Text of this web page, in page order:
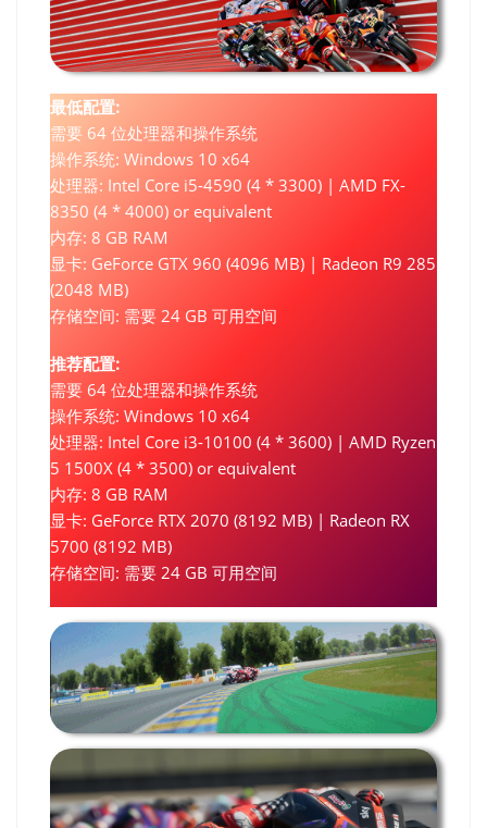
最低配置:
需要 64 位处理器和操作系统
操作系统: Windows 10 x64
处理器: Intel Core i5-4590 (4 * 3300) | AMD FX-
8350 (4 * 4000) or equivalent
内存: 8 GB RAM
显卡: GeForce GTX 960 (4096 MB) | Radeon R9 285
(2048 MB)
存储空间: 需要 24 GB 可用空间
推荐配置:
需要 64 位处理器和操作系统
操作系统: Windows 10 x64
处理器: Intel Core i3-10100 (4 * 3600) | AMD Ryzen
5 1500X (4 * 3500) or equivalent
内存: 8 GB RAM
显卡: GeForce RTX 2070 (8192 MB) | Radeon RX
5700 (8192 MB)
存储空间: 需要 24 GB 可用空间